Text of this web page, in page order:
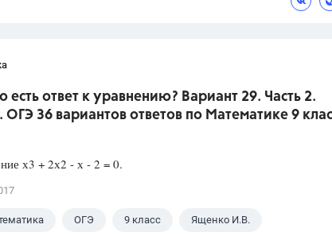
есть ответ к уравнению? Вариант 29. Часть 2.
ОГЭ 36 вариантов ответов по Математике 9
х3 + 2х2 - х - 2 = 0.
ОГЭ 9 класс Ященко И.В.